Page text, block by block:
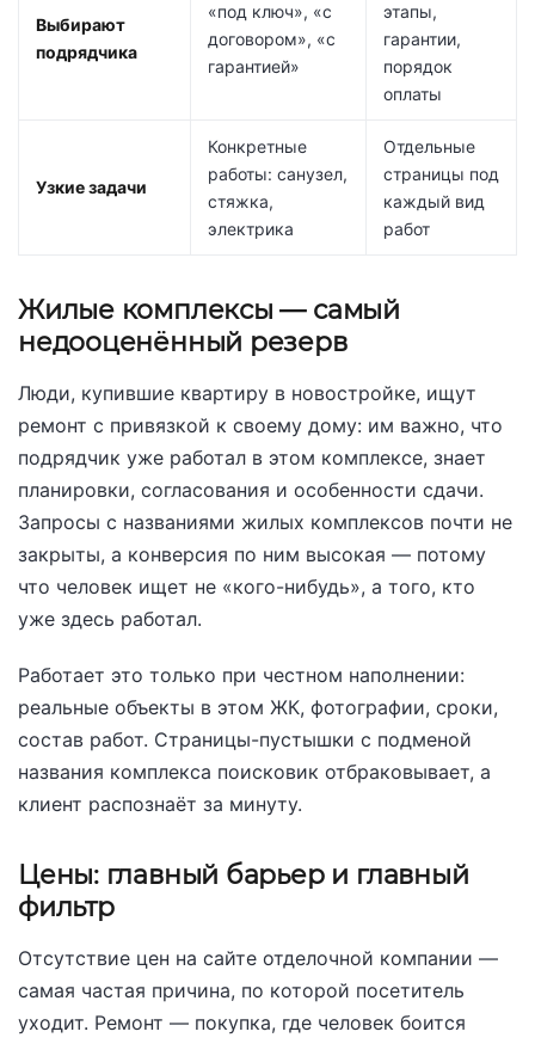
Выбирают
подрядчика
«под ключ», «с
договором», «с
гарантией»
этапы,
гарантии,
порядок
оплаты
Узкие задачи
Конкретные
работы: санузел,
стяжка,
электрика
Отдельные
страницы под
каждый вид
работ
Жилые комплексы — самый
недооценённый резерв
Люди, купившие квартиру в новостройке, ищут
ремонт с привязкой к своему дому: им важно, что
подрядчик уже работал в этом комплексе, знает
планировки, согласования и особенности сдачи.
Запросы с названиями жилых комплексов почти не
закрыты, а конверсия по ним высокая — потому
что человек ищет не «кого-нибудь», а того, кто
уже здесь работал.
Работает это только при честном наполнении:
реальные объекты в этом ЖК, фотографии, сроки,
состав работ. Страницы-пустышки с подменой
названия комплекса поисковик отбраковывает, а
клиент распознаёт за минуту.
Цены: главный барьер и главный
фильтр
Отсутствие цен на сайте отделочной компании —
самая частая причина, по которой посетитель
уходит. Ремонт — покупка, где человек боится